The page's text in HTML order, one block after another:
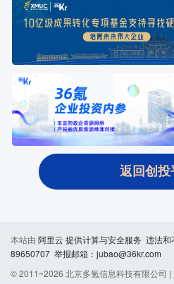
返回创投
本站由 阿里云 提供计算与安全服务 违法
89650707 举报邮箱：jubao@36kr.com
© 2011~2026 北京多氪信息科技有限公司 |